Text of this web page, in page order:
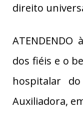
direito
ATENDENDO
dos fiéis e o
hospitalar
Auxiliadora,